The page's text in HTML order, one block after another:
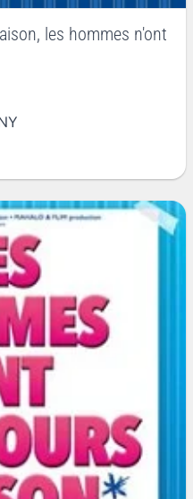
les hommes n'ont